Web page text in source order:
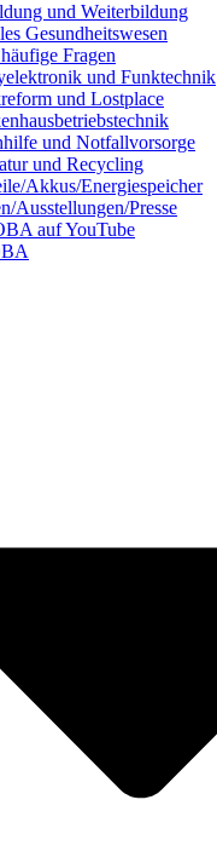
und Weiterbildung
Gesundheitswesen
Fragen
und Funktechnik
und Lostplace
und Notfallvorsorge
und Recycling
Akkus/Energiespeicher
Ausstellungen/Presse
auf YouTube